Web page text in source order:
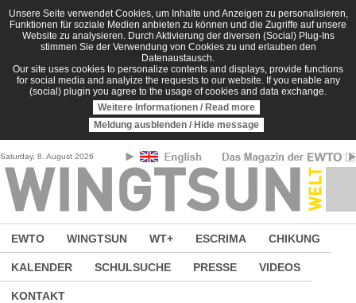
Direkt zum Inhalt
Unsere Seite verwendet Cookies, um Inhalte und Anzeigen zu personalisieren,
Funktionen für soziale Medien anbieten zu können und die Zugriffe auf unsere
Website zu analysieren. Durch Aktivierung der diversen (Social) Plug-Ins
stimmen Sie der Verwendung von Cookies zu und erlauben den
Datenaustausch.
Our site uses cookies to personalize contents and displays, provide functions
for social media and analyize the requests to our website. If you enable any
(social) plugin you agree to the usage of cookies and data exchange.
Weitere Informationen / Read more
Meldung ausblenden / Hide message
Saturday, 8. August 2026
EWTO WINGTSUN WT+ ESCRIMA CHIKUNG
KALENDER SCHULSUCHE PRESSE VIDEOS
KONTAKT